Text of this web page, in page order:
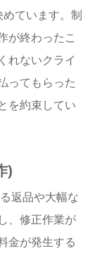
ています。制
が終わったこ
れないクライ
ってもらった
を約束してい
)
返品や大幅な
、修正作業が
金が発生する